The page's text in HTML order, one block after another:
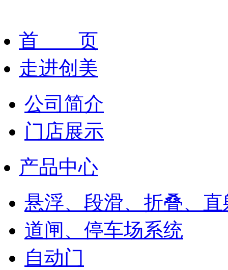
首 页
走进创美
公司简介
门店展示
产品中心
悬浮、段滑、折叠、直
道闸、停车场系统
自动门